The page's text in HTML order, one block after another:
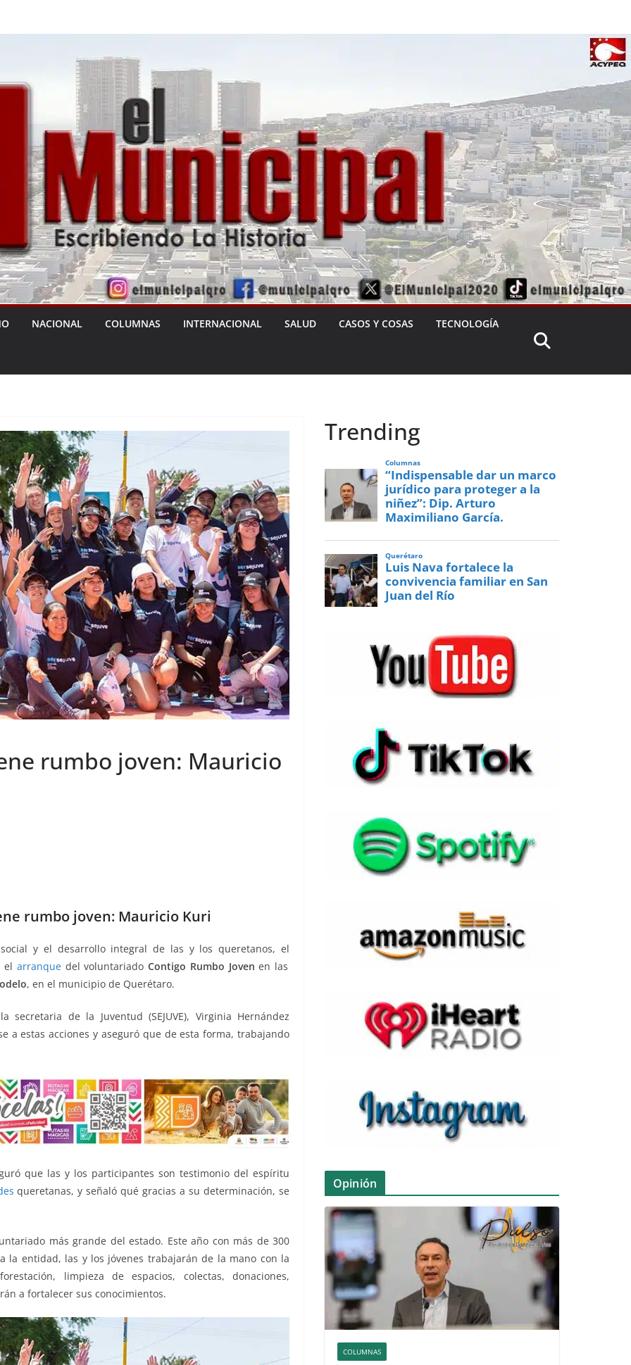
NACIONAL COLUMNAS INTERNACIONAL SALUD CASOS Y COSAS TECNOLOGÍA
rumbo joven: Mauricio
rumbo joven: Mauricio Kuri
y el desarrollo integral de las y los queretanos, el
el arranquedel voluntariado Contigo Rumbo Joven en las
, en el municipio de Querétaro.
de la Juventud (SEJUVE), Virginia Hernández
a estas acciones y aseguró que de esta forma, trabajando
que las y los participantes son testimonio del espíritu
queretanas, y señaló qué gracias a su determinación, se
más grande del estado. Este año con más de 300
la entidad, las y los jóvenes trabajarán de la mano con la
limpieza de espacios, colectas, donaciones,
a fortalecer sus conocimientos.
Trending
Opinión
COLUMNAS